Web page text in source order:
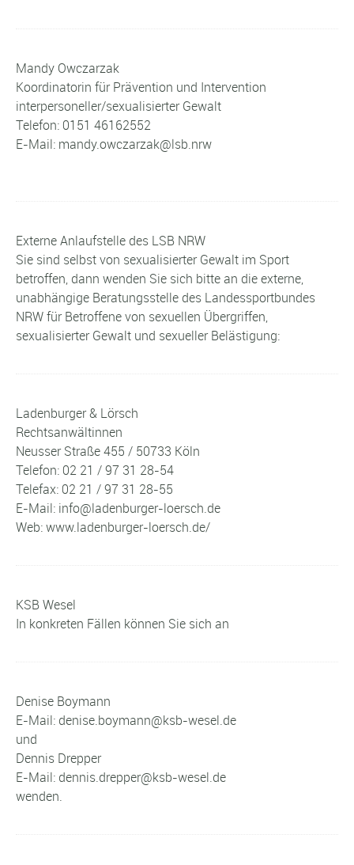
Mandy Owczarzak
Koordinatorin für Prävention und Intervention
interpersoneller/sexualisierter Gewalt
Telefon: 0151 46162552
E-Mail: mandy.owczarzak@lsb.nrw
Externe Anlaufstelle des LSB NRW
Sie sind selbst von sexualisierter Gewalt im Sport
betroffen, dann wenden Sie sich bitte an die externe,
unabhängige Beratungsstelle des Landessportbundes
NRW für Betroffene von sexuellen Übergriffen,
sexualisierter Gewalt und sexueller Belästigung:
Ladenburger & Lörsch
Rechtsanwältinnen
Neusser Straße 455 / 50733 Köln
Telefon: 02 21 / 97 31 28-54
Telefax: 02 21 / 97 31 28-55
E-Mail: info@ladenburger-loersch.de
Web: www.ladenburger-loersch.de/
KSB Wesel
In konkreten Fällen können Sie sich an
Denise Boymann
E-Mail: denise.boymann@ksb-wesel.de
und
Dennis Drepper
E-Mail: dennis.drepper@ksb-wesel.de
wenden.